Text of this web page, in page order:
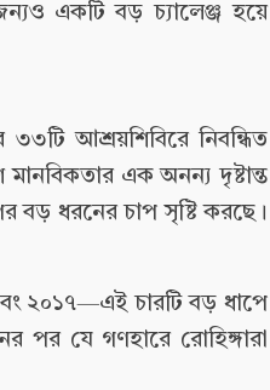
একটি বড় চ্যালেঞ্জ হয়ে
আশ্রয়শিবিরে নিবন্ধিত
এক অনন্য দৃষ্টান্ত
বড় ধরনের চাপ সৃষ্টি করছে।
২০১৭—এই চারটি বড় ধাপে
পর যে গণহারে রোহিঙ্গারা